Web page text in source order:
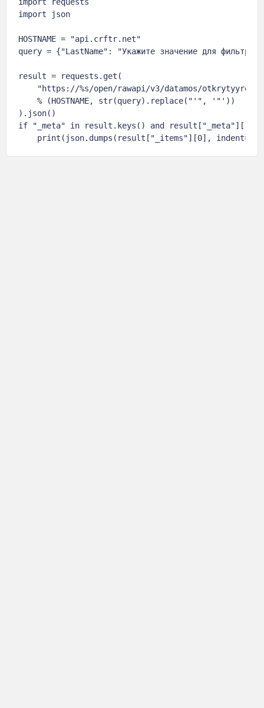
import json
HOSTNAME = "api.crftr.net"
query = {"LastName": "Укажите значение для фильтра"}
result = requests.get(
"https://%s/open/rawapi/v3/datamos/
    % (HOSTNAME, str(query).replace("'", '"'))
).json()
if "_meta" in result.keys() and
print(json.dumps(result["_items"][0], indent=4,